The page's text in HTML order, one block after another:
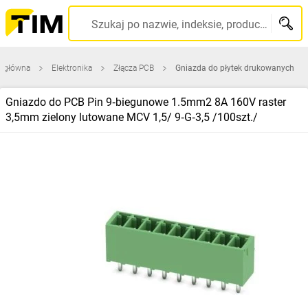
Szukaj po nazwie, indeksie, producencie, kodzie kreskowym...
główna Elektronika Złącza PCB Gniazda do płytek drukowanych
Gniazdo do PCB Pin 9‑biegunowe 1.5mm2 8A 160V raster
3,5mm zielony lutowane MCV 1,5/ 9‑G‑3,5 /100szt./